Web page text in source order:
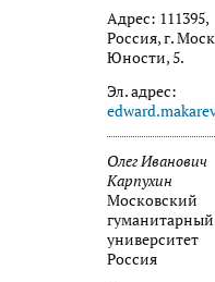
Адрес: 111395,
Россия, г.
Юности, 5.
Эл. адрес:
Олег Иванович
Карпухин
Московский
гуманитарный
университет
Россия